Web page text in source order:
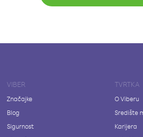
VIBER
Značajke
Blog
Sigurnost
TVRTKA
O Viberu
Središte
Karijera